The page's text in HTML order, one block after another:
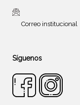
Correo institucional
Síguenos